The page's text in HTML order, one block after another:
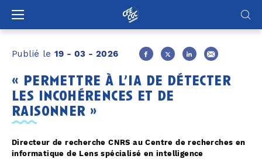
Publié le 19 - 03 - 2026
« permettre à l’ia de détecter
les incohérences et de
raisonner »
Directeur de recherche CNRS au Centre de recherches en
informatique de Lens spécialisé en intelligence
Panneau de gestion des cookies